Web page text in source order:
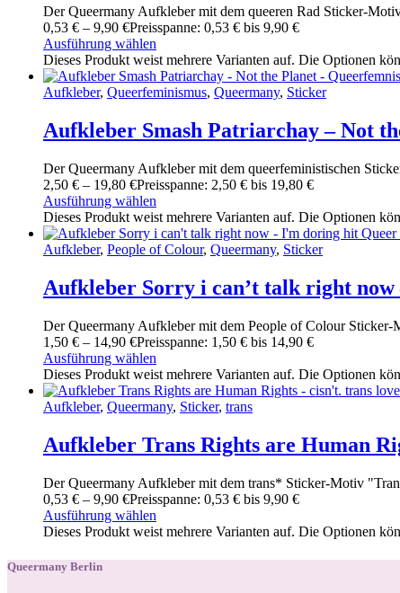
Der Queermany Aufkleber mit dem queeren Rad Sticker-
0,53 € – 9,90 €Preisspanne: 0,53 € bis 9,90 €
Ausführung wählen
Dieses Produkt weist mehrere Varianten auf. Die Optionen
Aufkleber, Queerfeminismus, Queermany, Sticker
Aufkleber Smash Patriarchay – Not
Der Queermany Aufkleber mit dem queerfeministischen
2,50 € – 19,80 €Preisspanne: 2,50 € bis 19,80 €
Ausführung wählen
Dieses Produkt weist mehrere Varianten auf. Die Optionen
Aufkleber, People of Colour, Queermany, Sticker
Aufkleber Sorry i can’t talk right
Der Queermany Aufkleber mit dem People of Colour
1 ,50 € – 14,90 €Preisspanne: 1 ,50 € bis 14,90 €
Ausführung wählen
Dieses Produkt weist mehrere Varianten auf. Die Optionen
Aufkleber, Queermany, Sticker, trans
Aufkleber Trans Rights are Human
Der Queermany Aufkleber mit dem trans* Sticker-Motiv
0,53 € – 9,90 €Preisspanne: 0,53 € bis 9,90 €
Ausführung wählen
Dieses Produkt weist mehrere Varianten auf. Die Optionen
Queermany Berlin